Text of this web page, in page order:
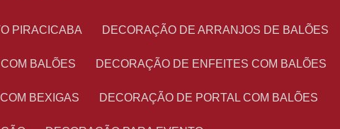
PIRACICABA DECORAÇÃO DE ARRANJOS DE BALÕES
BALÕES DECORAÇÃO DE ENFEITES COM BALÕES
BEXIGAS DECORAÇÃO DE PORTAL COM BALÕES